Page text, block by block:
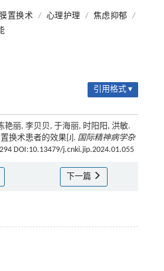
置换术 / 心理护理 / 焦虑抑郁
/
引用格式 ▾
艳丽, 李贝贝, 于海丽, 时阳阳, 洪敏.
换术患者的效果[J]. 国际精神病学杂
DOI:10.13479/j.cnki.jip.2024.01.055
下一篇